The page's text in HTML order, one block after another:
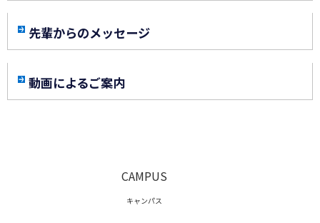
先輩からのメッセージ
動画によるご案内
CAMPUS
キャンパス